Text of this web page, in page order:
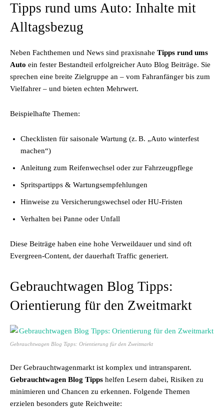
Tipps rund ums Auto: Inhalte mit
Alltagsbezug
Neben Fachthemen und News sind praxisnahe Tipps rund ums
Auto ein fester Bestandteil erfolgreicher Auto Blog Beiträge. Sie
sprechen eine breite Zielgruppe an – vom Fahranfänger bis zum
Vielfahrer – und bieten echten Mehrwert.
Beispielhafte Themen:
Checklisten für saisonale Wartung (z. B. „Auto winterfest
machen“)
Anleitung zum Reifenwechsel oder zur Fahrzeugpflege
Spritspartipps & Wartungsempfehlungen
Hinweise zu Versicherungswechsel oder HU-Fristen
Verhalten bei Panne oder Unfall
Diese Beiträge haben eine hohe Verweildauer und sind oft
Evergreen-Content, der dauerhaft Traffic generiert.
Gebrauchtwagen Blog Tipps:
Orientierung für den Zweitmarkt
Gebrauchtwagen Blog Tipps: Orientierung für den Zweitmarkt
Der Gebrauchtwagenmarkt ist komplex und intransparent.
Gebrauchtwagen Blog Tipps helfen Lesern dabei, Risiken zu
minimieren und Chancen zu erkennen. Folgende Themen
erzielen besonders gute Reichweite: